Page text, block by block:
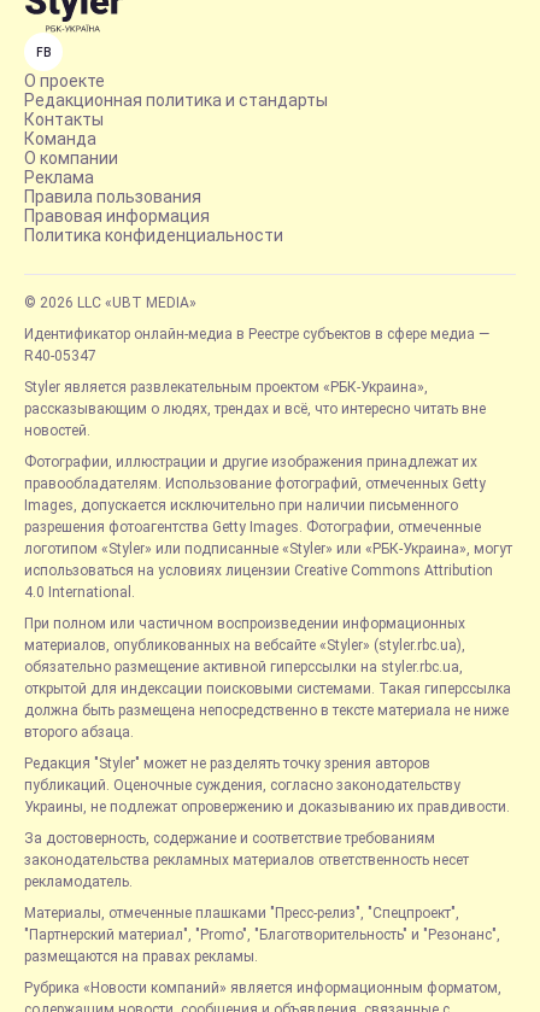
FB
О проекте
Редакционная политика и стандарты
Контакты
Команда
О компании
Реклама
Правила пользования
Правовая информация
Политика конфиденциальности
© 2026 LLC «UBT MEDIA»
Идентификатор онлайн-медиа в Реестре субъектов в сфере медиа —
R40-05347
Styler является развлекательным проектом «РБК-Украина»,
рассказывающим о людях, трендах и всё, что интересно читать вне
новостей.
Фотографии, иллюстрации и другие изображения принадлежат их
правообладателям. Использование фотографий, отмеченных Getty
Images, допускается исключительно при наличии письменного
разрешения фотоагентства Getty Images. Фотографии, отмеченные
логотипом «Styler» или подписанные «Styler» или «РБК-Украина», могут
использоваться на условиях лицензии Creative Commons Attribution
4.0 International.
При полном или частичном воспроизведении информационных
материалов, опубликованных на вебсайте «Styler» (styler.rbc.ua),
обязательно размещение активной гиперссылки на styler.rbc.ua,
открытой для индексации поисковыми системами. Такая гиперссылка
должна быть размещена непосредственно в тексте материала не ниже
второго абзаца.
Редакция "Styler" может не разделять точку зрения авторов
публикаций. Оценочные суждения, согласно законодательству
Украины, не подлежат опровержению и доказыванию их правдивости.
За достоверность, содержание и соответствие требованиям
законодательства рекламных материалов ответственность несет
рекламодатель.
Материалы, отмеченные плашками "Пресс-релиз", "Спецпроект",
"Партнерский материал", "Promo", "Благотворительность" и "Резонанс",
размещаются на правах рекламы.
Рубрика «Новости компаний» является информационным форматом,